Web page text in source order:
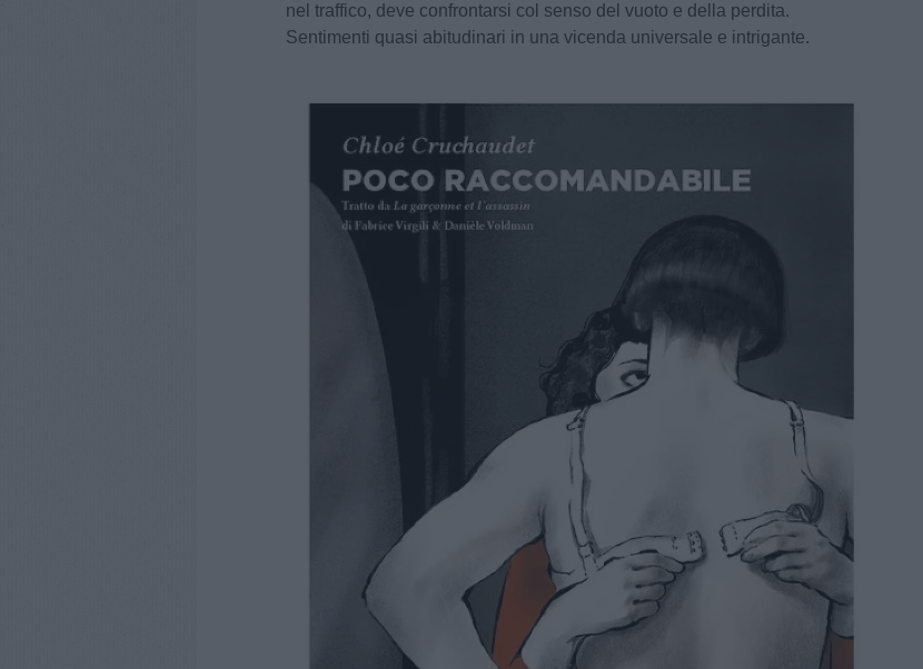
nel traffico, deve confrontarsi col senso del vuoto e della perdita.
Sentimenti quasi abitudinari in una vicenda universale e intrigante.